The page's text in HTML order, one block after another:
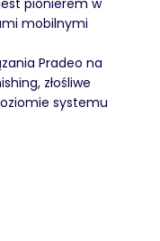
pionierem w
mobilnymi
Pradeo na
złośliwe
systemu